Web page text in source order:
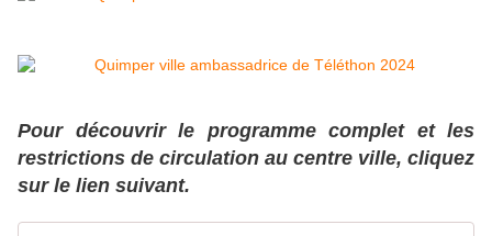
Pour découvrir le programme complet et les
restrictions de circulation au centre ville, cliquez
sur le lien suivant.